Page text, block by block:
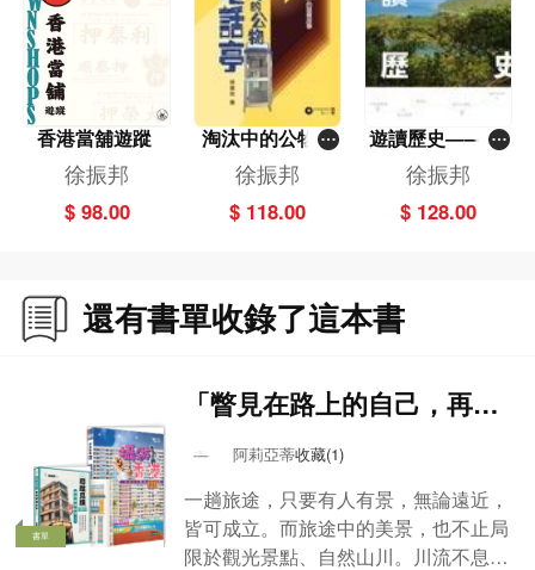
香港當舖遊蹤
徐振邦
$ 98.00
淘汰中的公物─
─電話亭
徐振邦
$ 118.00
遊讀歷史——郊
遊上的香港歷史
課
徐振邦
$ 128.00
還有書單收錄了這本書
書單
「瞥見在路上的自己，再定
義旅行的意義」
阿莉亞蒂收藏(1)
一趟旅途，只要有人有景，無論遠近，
皆可成立。而旅途中的美景，也不止局
限於觀光景點、自然山川。川流不息的